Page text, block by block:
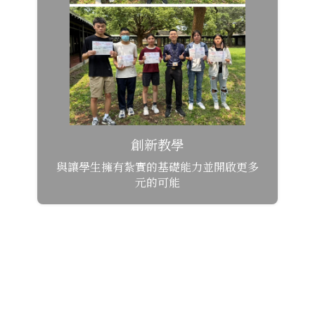
創新教學
與讓學生擁有紮實的基礎能力並開啟更多
元的可能